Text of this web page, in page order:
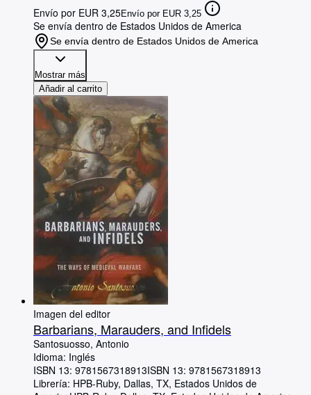
Envío por EUR 3,25Envío por EUR 3,25
Se envía dentro de Estados Unidos de America
Se envía dentro de Estados Unidos de America
Mostrar más
Añadir al carrito
Imagen del editor
Barbarians, Marauders, and Infidels
Santosuosso, Antonio
Idioma: Inglés
ISBN 13: 9781567318913ISBN 13: 9781567318913
Librería: HPB-Ruby, Dallas, TX, Estados Unidos de